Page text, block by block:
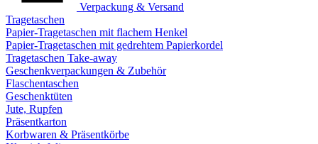
Verpackung & Versand
Tragetaschen
Papier-Tragetaschen mit flachem Henkel
Papier-Tragetaschen mit gedrehtem Papierkordel
Tragetaschen Take-away
Geschenkverpackungen & Zubehör
Flaschentaschen
Geschenktüten
Jute, Rupfen
Präsentkarton
Korbwaren & Präsentkörbe